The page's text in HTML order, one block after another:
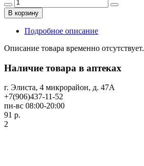
В корзину
Подробное описание
Описание товара временно отсутствует.
Наличие товара в аптеках
г. Элиста, 4 микрорайон, д. 47А
+7(906)437-11-52
пн-вс 08:00-20:00
91 р.
2